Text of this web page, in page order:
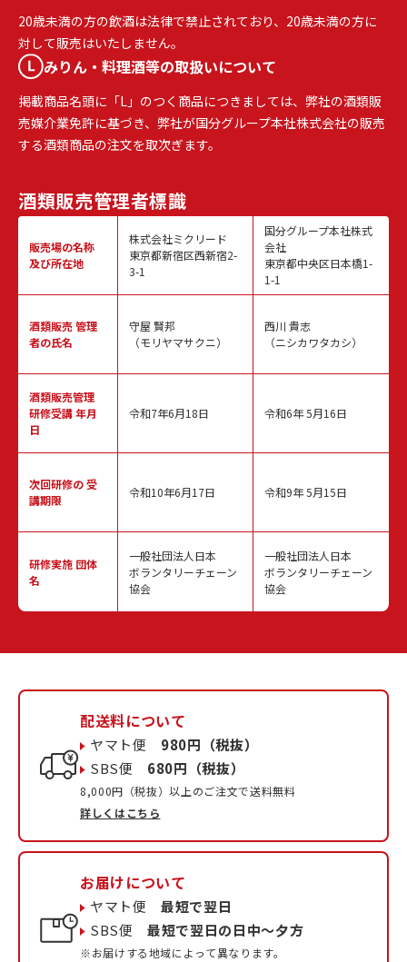
20歳未満の方の飲酒は法律で禁止されており、20歳未満の方に
対して販売はいたしません。
みりん・料理酒等の取扱いについて
掲載商品名頭に「L」のつく商品につきましては、弊社の酒類販
売媒介業免許に基づき、弊社が国分グループ本社株式会社の販売
する酒類商品の注文を取次ぎます。
酒類販売管理者標識
販売場の名称
及び所在地
酒類販売管理
者の氏名
酒類販売管理
研修受講 年月
日
次回研修の受
講期限
研修実施 団体
名
株式会社ミクリード
東京都新宿区西新宿2-
3-1
守屋 賢邦
（モリヤマサクニ）
令和7年6月18日
令和10年6月17日
一般社団法人日本
ボランタリーチェーン
協会
国分グループ本社株式
会社
東京都中央区日本橋1-
1-1
西川 貴志
（ニシカワタカシ）
令和6年 5月16日
令和9年 5月15日
一般社団法人日本
ボランタリーチェーン
協会
配送料について
ヤマト便 980円（税抜）
SBS便 680円（税抜）
8,000円（税抜）以上のご注文で送料無料
詳しくはこちら
お届けについて
ヤマト便最短で翌日
SBS便最短で翌日の日中〜夕方
※お届けする地域によって異なります。